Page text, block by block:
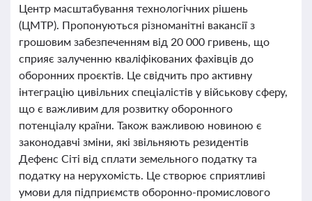
Центр масштабування технологічних рішень
(ЦМТР). Пропонуються різноманітні вакансії з
грошовим забезпеченням від 20 000 гривень, що
сприяє залученню кваліфікованих фахівців до
оборонних проєктів. Це свідчить про активну
інтеграцію цивільних спеціалістів у військову сферу,
що є важливим для розвитку оборонного
потенціалу країни. Також важливою новиною є
законодавчі зміни, які звільняють резидентів
Дефенс Сіті від сплати земельного податку та
податку на нерухомість. Це створює сприятливі
умови для підприємств оборонно-промислового